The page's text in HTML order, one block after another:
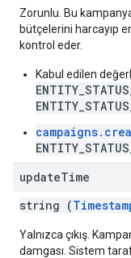
Zorunlu. Bu
bütçelerini harcayıp
kontrol eder.
Kabul edilen
updateTime
string (
Yalnızca çıkış.
damgası. Sistem